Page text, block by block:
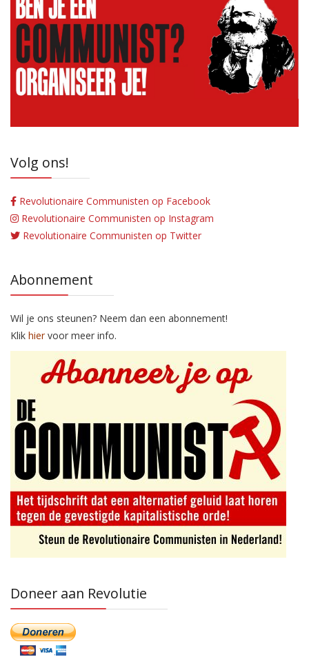
Volg ons!
Revolutionaire Communisten op Facebook
Revolutionaire Communisten op Instagram
Revolutionaire Communisten op Twitter
Abonnement
Wil je ons steunen? Neem dan een abonnement!
Klik hiervoor meer info.
Doneer aan Revolutie